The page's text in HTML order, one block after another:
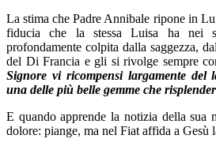
La stima che Padre Annibale ripone in
fiducia che la stessa Luisa ha nei
profondamente colpita dalla saggezza,
del Di Francia e gli si rivolge sempre
Signore vi ricompensi largamente del
una delle più belle gemme che
E quando apprende la notizia della sua
dolore: piange, ma nel Fiat affida a Gesù